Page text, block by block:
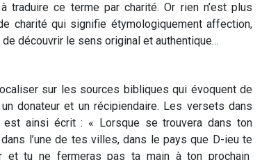
ce terme par charité. Or rien n’est plus
charité qui signifie étymologiquement affection,
découvrir le sens original et authentique…
sur les sources bibliques qui évoquent de
donateur et un récipiendaire. Les versets dans
ainsi écrit : « Lorsque se trouvera dans ton
l’une de tes villes, dans le pays que D-ieu te
et tu ne fermeras pas ta main à ton prochain